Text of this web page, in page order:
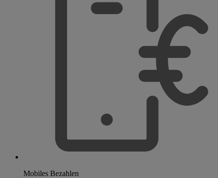
Mobiles Bezahlen